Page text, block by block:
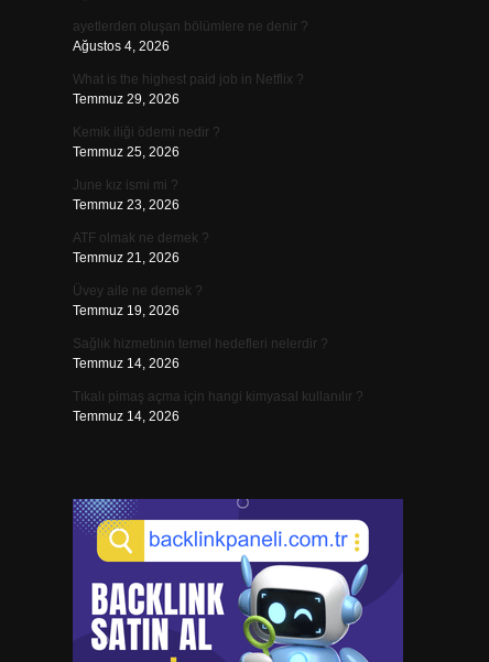
ayetlerden oluşan bölümlere ne denir ?
Ağustos 4, 2026
What is the highest paid job in Netflix ?
Temmuz 29, 2026
Kemik iliği ödemi nedir ?
Temmuz 25, 2026
June kız ismi mi ?
Temmuz 23, 2026
ATF olmak ne demek ?
Temmuz 21, 2026
Üvey aile ne demek ?
Temmuz 19, 2026
Sağlık hizmetinin temel hedefleri nelerdir ?
Temmuz 14, 2026
Tıkalı pimaş açma için hangi kimyasal kullanılır ?
Temmuz 14, 2026